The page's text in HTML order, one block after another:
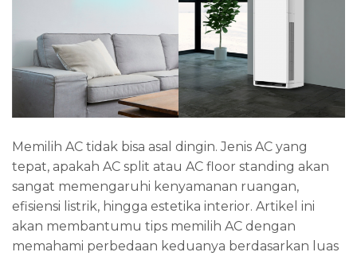
Memilih AC tidak bisa asal dingin. Jenis AC yang
tepat, apakah AC split atau AC floor standing akan
sangat memengaruhi kenyamanan ruangan,
efisiensi listrik, hingga estetika interior. Artikel ini
akan membantumu tips memilih AC dengan
memahami perbedaan keduanya berdasarkan luas